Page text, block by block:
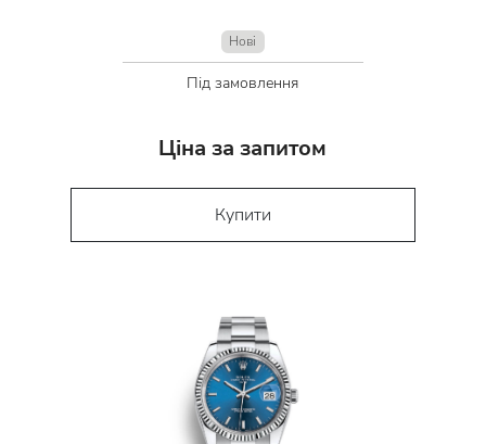
Нові
Під замовлення
Ціна за запитом
Купити